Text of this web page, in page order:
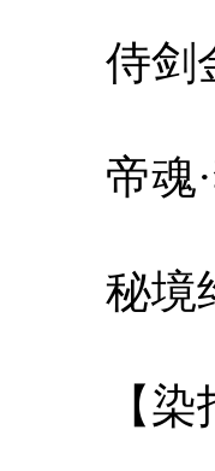
侍剑
帝魂
秘境
【